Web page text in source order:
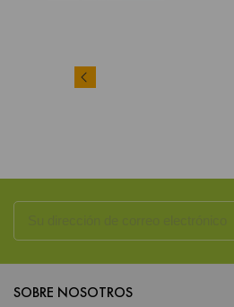
SOBRE NOSOTROS